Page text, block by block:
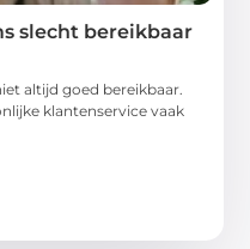
slecht bereikbaar
altijd goed bereikbaar.
klantenservice vaak